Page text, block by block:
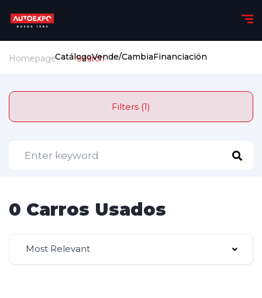
CatálogoVende/CambiaFinanciación
Homepage Search
Filters (1)
0 Carros Usados
Most Relevant